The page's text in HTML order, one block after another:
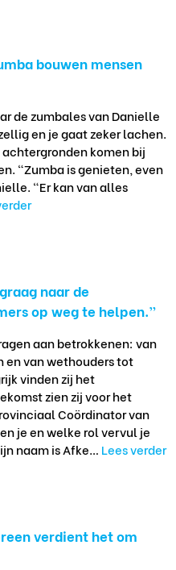
bouwen mensen
de zumbales van Danielle
en je gaat zeker lachen.
komen bij
“Zumba is genieten, even
“Er kan van alles
naar de
op weg te helpen.”
aan betrokkenen: van
en van wethouders tot
vinden zij het
zien zij voor het
Coördinator van
je en welke rol vervul je
naam is Afke… Lees verder
verdient het om